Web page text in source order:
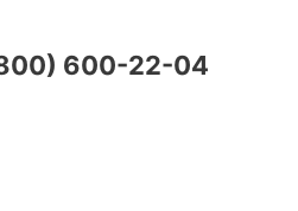
600-22-04